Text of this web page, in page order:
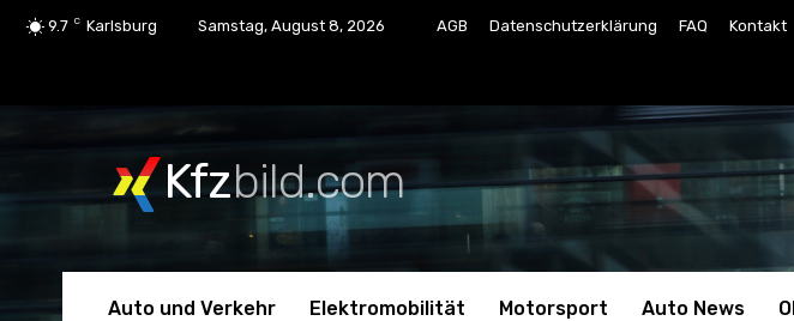
9.7 C Karlsburg Samstag, August 8, 2026 AGB Datenschutzerklärung FAQ Kontakt
Kfzbild.com
Auto und Verkehr Elektromobilität Motorsport Auto News